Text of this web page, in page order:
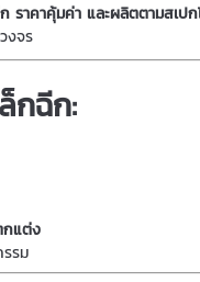
ราคาคุ้มค่า และผลิตตามสเปก
งจร
กฉีก:
กแต่ง
รม